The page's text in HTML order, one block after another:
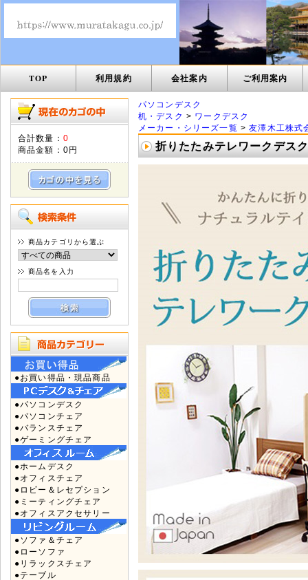
TOP 利用規約 会社案内 ご利用案内
合計数量： 0
商品金額： 0円
商品カテゴリから選ぶ
商品名を入力
●お買い得品・現品商品
●パソコンデスク
●パソコンチェア
●バランスチェア
●ゲーミングチェア
●ホームデスク
●オフィスチェア
●ロビー＆レセプション
●ミーティングチェア
●オフィスアクセサリー
●ソファ＆チェア
●ローソファ
●リラックスチェア
●テーブル
パソコンデスク
机・デスク > ワークデスク
メーカー・シリーズ一覧 >友澤木工株式
折りたたみテレワークデス